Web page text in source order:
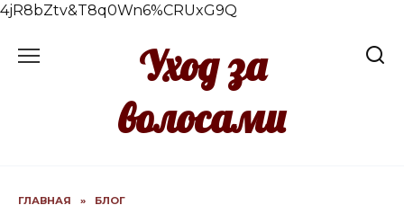
4jR8bZtv&T8q0Wn6%CRUxG9Q
Уход за
волосами
ГЛАВНАЯ » БЛОГ